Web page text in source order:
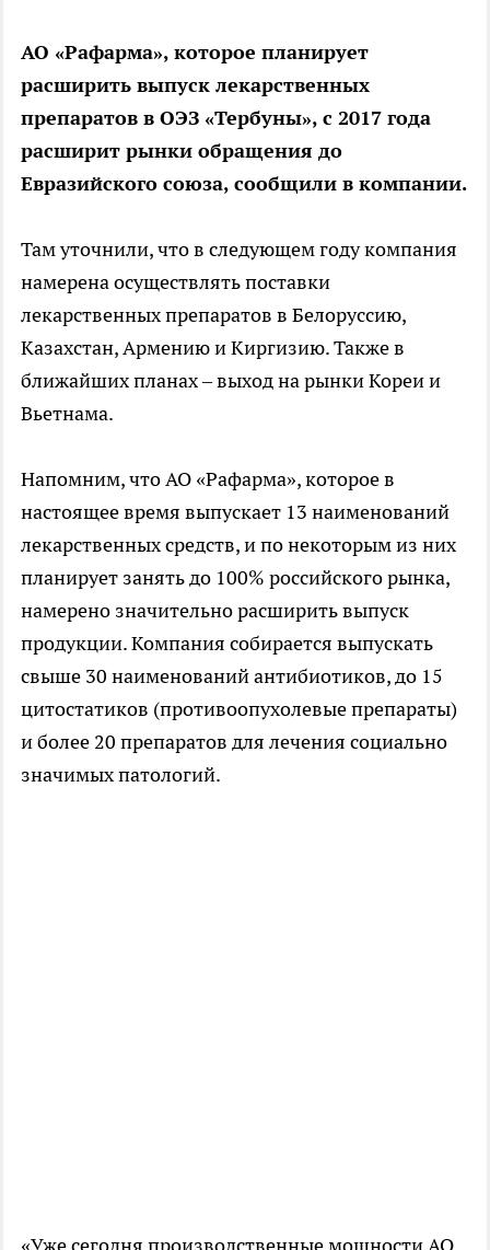
АО «Рафарма», которое планирует
расширить выпуск лекарственных
препаратов в ОЭЗ «Тербуны», с 2017 года
расширит рынки обращения до
Евразийского союза, сообщили в компании.
Там уточнили, что в следующем году компания
намерена осуществлять поставки
лекарственных препаратов в Белоруссию,
Казахстан, Армению и Киргизию. Также в
ближайших планах – выход на рынки Кореи и
Вьетнама.
Напомним, что АО «Рафарма», которое в
настоящее время выпускает 13 наименований
лекарственных средств, и по некоторым из них
планирует занять до 100% российского рынка,
намерено значительно расширить выпуск
продукции. Компания собирается выпускать
свыше 30 наименований антибиотиков, до 15
цитостатиков (противоопухолевые препараты)
и более 20 препаратов для лечения социально
значимых патологий.
«Уже сегодня производственные мощности АО